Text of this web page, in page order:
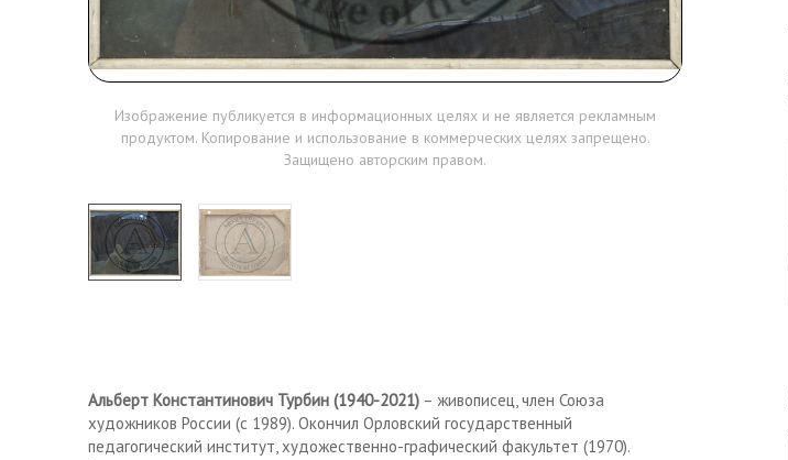
Изображение публикуется в информационных целях и не является рекламным
продуктом. Копирование и использование в коммерческих целях запрещено.
Защищено авторским правом.
Альберт Константинович Турбин (1940-2021) – живописец, член Союза
художников России (с 1989). Окончил Орловский государственный
педагогический институт, художественно-графический факультет (1970).